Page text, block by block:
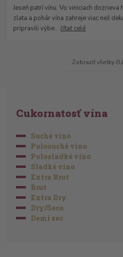
Jeseň patrí vínu. Vo viniciach
zlata a pohár vína zahreje viac než
pripravili výbe...čítať celé
Zobraziť všetky
Cukornatosť vína
Suché víno
Polosuché víno
Polosladké víno
Sladké víno
Extra Brut
Brut
Extra Dry
Dry/Seco
Demi sec